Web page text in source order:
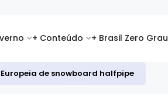
+ Conteúdo + Brasil Zero Grau
Europeia de snowboard halfpipe